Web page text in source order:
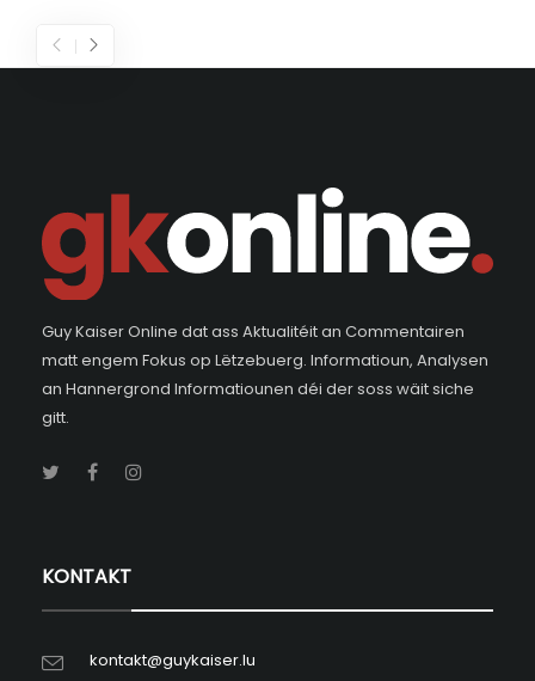
Guy Kaiser Online dat ass Aktualitéit an Commentairen
matt engem Fokus op Lëtzebuerg. Informatioun, Analysen
an Hannergrond Informatiounen déi der soss wäit siche
gitt.
KONTAKT
kontakt@guykaiser.lu